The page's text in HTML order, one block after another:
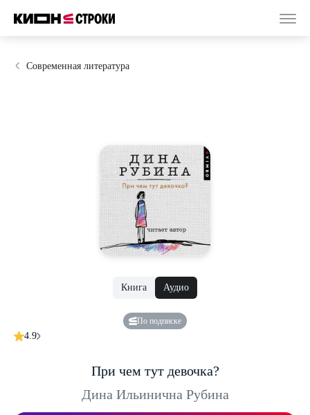
Современная литература
Книга Аудио
По подписке
4.9
При чем тут девочка?
Дина Ильинична Рубина